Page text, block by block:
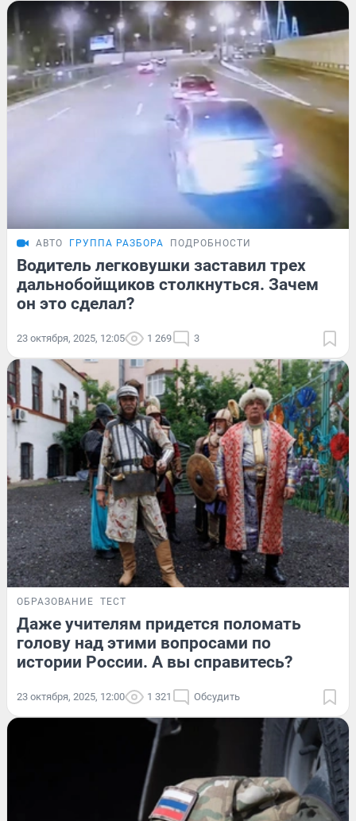
АВТО ГРУППА РАЗБОРА ПОДРОБНОСТИ
Водитель легковушки заставил трех
дальнобойщиков столкнуться. Зачем
он это сделал?
23 октября, 2025, 12:05 1 269 3
ОБРАЗОВАНИЕ ТЕСТ
Даже учителям придется поломать
голову над этими вопросами по
истории России. А вы справитесь?
23 октября, 2025, 12:00 1 321 Обсудить